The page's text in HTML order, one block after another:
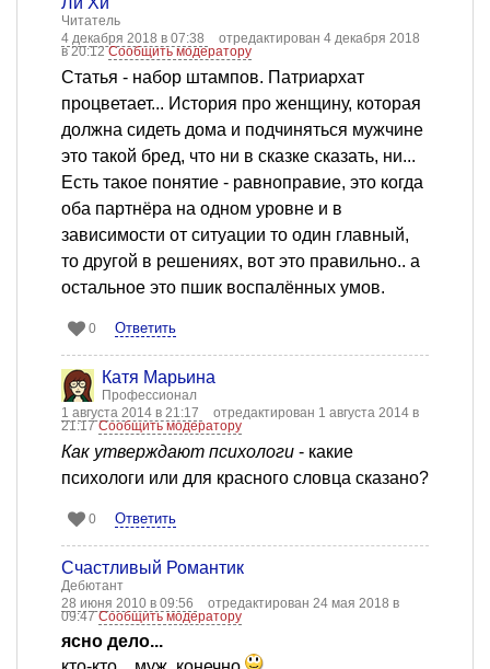
Читатель
4 декабря 2018 в 07:38
отредактирован 4 декабря 2018
в 20:12Сообщить модератору
Статья - набор штампов. Патриархат
процветает... История про женщину, которая
должна сидеть дома и подчиняться мужчине
это такой бред, что ни в сказке сказать, ни...
Есть такое понятие - равноправие, это когда
оба партнёра на одном уровне и в
зависимости от ситуации то один главный,
то другой в решениях, вот это правильно.. а
остальное это пшик воспалённых умов.
0 Ответить
Катя Марьина
Профессионал
1 августа 2014 в 21:17
отредактирован 1 августа 2014 в
21:17Сообщить модератору
Как утверждают психологи - какие
психологи или для красного словца сказано?
0 Ответить
Счастливый Романтик
Дебютант
28 июня 2010 в 09:56
отредактирован 24 мая 2018 в
09:47Сообщить модератору
ясно дело...